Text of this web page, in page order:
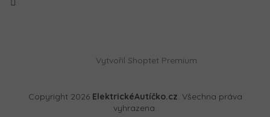
Vytvořil Shoptet Premium
Copyright 2026 ElektrickéAutíčko.cz. Všechna práva
vyhrazena.